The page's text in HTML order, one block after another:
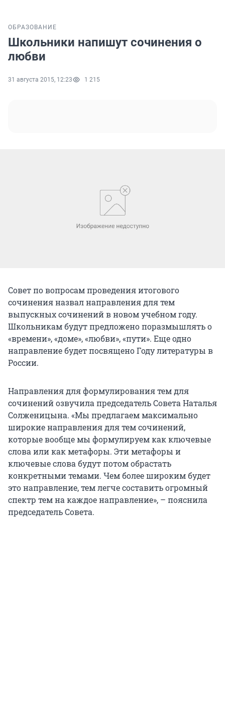
ОБРАЗОВАНИЕ
Школьники напишут сочинения о
любви
31 августа 2015, 12:23 1 215
Совет по вопросам проведения итогового
сочинения назвал направления для тем
выпускных сочинений в новом учебном году.
Школьникам будут предложено поразмышлять о
«времени», «доме», «любви», «пути». Еще одно
направление будет посвящено Году литературы в
России.
Направления для формулирования тем для
сочинений озвучила председатель Совета Наталья
Солженицына. «Мы предлагаем максимально
широкие направления для тем сочинений,
которые вообще мы формулируем как ключевые
слова или как метафоры. Эти метафоры и
ключевые слова будут потом обрастать
конкретными темами. Чем более широким будет
это направление, тем легче составить огромный
спектр тем на каждое направление», – пояснила
председатель Совета.